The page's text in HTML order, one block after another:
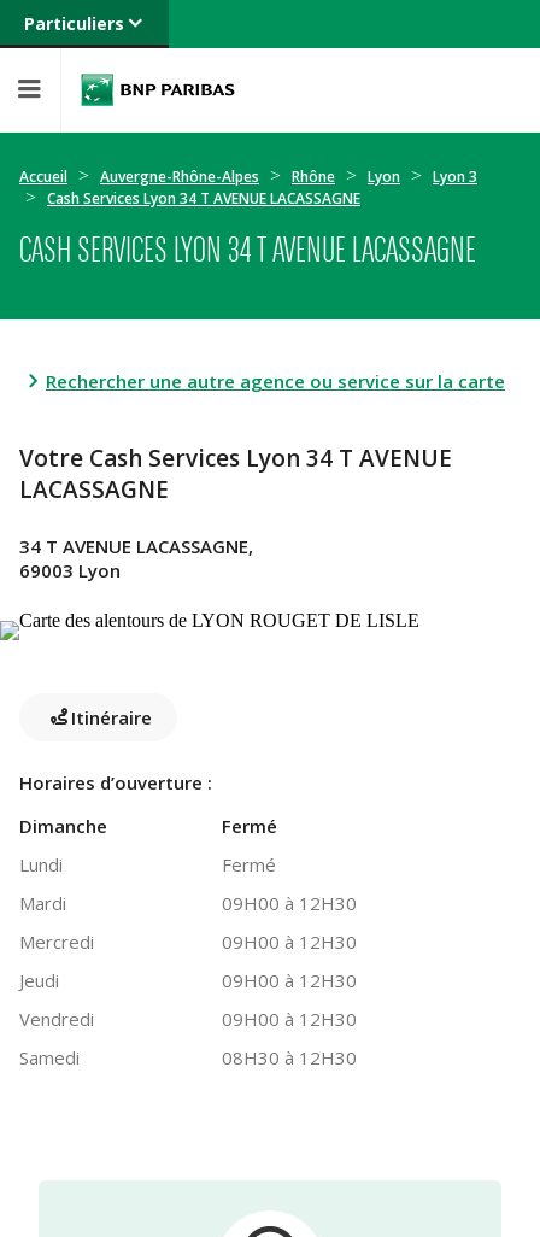
Particuliers
Banque privée
Entreprises
Accueil Auvergne-Rhône-Alpes Rhône Lyon
Lyon 3
Cash Services Lyon 34 T AVENUE LACASSAGNE
CASH SERVICES LYON 34 T AVENUE LACASSAGNE
Rechercher une autre agence ou service sur la carte
Votre Cash Services Lyon 34 T AVENUE
LACASSAGNE
34 T AVENUE LACASSAGNE,
69003 Lyon
Itinéraire
Horaires d’ouverture :
Dimanche
Fermé
Lundi
Fermé
Mardi
09H00 à 12H30
Mercredi
09H00 à 12H30
Jeudi
09H00 à 12H30
Vendredi
09H00 à 12H30
Samedi
08H30 à 12H30